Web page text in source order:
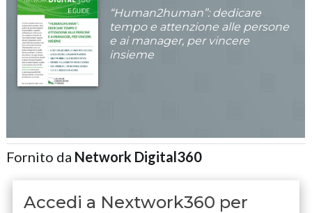
“Human2human”: dedicare
tempo e attenzione alle persone
e ai manager, per vincere
insieme
Fornito da Network Digital360
Accedi a Nextwork360 per